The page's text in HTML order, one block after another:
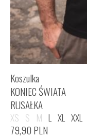
Koszulka
KONIEC ŚWIATA
RUSAŁKA
XS S M L XL XXL
79,90 PLN